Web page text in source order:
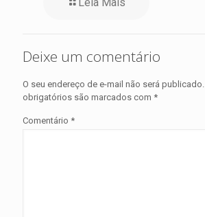
Deixe um comentário
O seu endereço de e-mail não será publicado.
obrigatórios são marcados com *
Comentário *